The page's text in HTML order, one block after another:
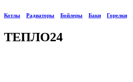
Котлы Радиаторы Бойлеры Баки Горелки
ТЕПЛО24